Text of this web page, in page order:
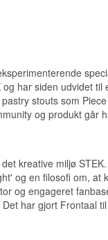
har siden udvidet til
stouts som
og produkt går
kreative miljø
og en filosofi om, at
og engageret
har gjort Frontaal